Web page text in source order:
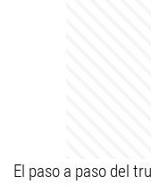
El paso a paso del